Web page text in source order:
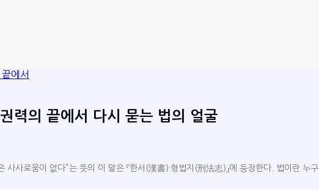
력의 끝에서 다시 묻는 법의 얼굴
사로움이 없다”는 뜻의 이 말은 『한서(漢書)·형법지(刑法志)』에 등장한다. 법이란 누구